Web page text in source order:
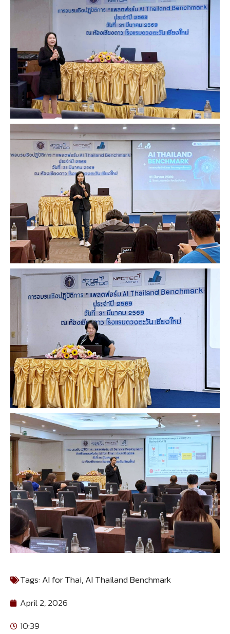
Tags:AI for Thai,AI Thailand Benchmark
April 2, 2026
10:39